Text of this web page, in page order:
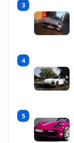
3
4
5